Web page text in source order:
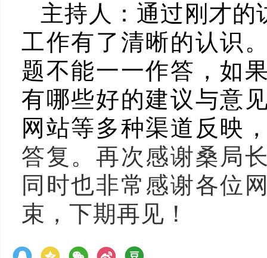
主持人： 通过刚才的
工作有了清晰的认识
题不能一一作答，如
有哪些好的建议与意
网站等多种渠道反映
答复。再次感谢桑局
同时也非常感谢各位
束，下期再见！